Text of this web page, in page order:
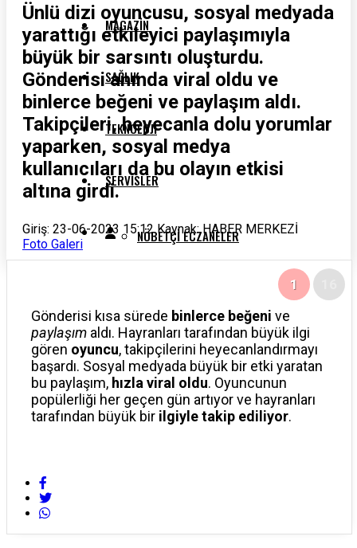
MAGAZIN
SAĞLIK
TEKNOLOJI
SERVISLER
NÖBETÇI ECZANELER
HAVA DURUMU
PUAN DURUMLARI
Ünlü dizi oyuncusu, sosyal medyada
yarattığı etkileyici paylaşımıyla
büyük bir sarsıntı oluşturdu.
Gönderisi anında viral oldu ve
binlerce beğeni ve paylaşım aldı.
Takipçileri, heyecanla dolu yorumlar
yaparken, sosyal medya
kullanıcıları da bu olayın etkisi
altına girdi.
Giriş: 23-06-2023 15:12Kaynak: HABER MERKEZİ
Foto Galeri
1
Gönderisi kısa sürede binlerce beğeni ve
paylaşım aldı. Hayranları tarafından büyük ilgi
gören oyuncu, takipçilerini heyecanlandırmayı
başardı. Sosyal medyada büyük bir etki yaratan
bu paylaşım, hızla viral oldu. Oyuncunun
popülerliği her geçen gün artıyor ve hayranları
tarafından büyük bir ilgiyle takip ediliyor.